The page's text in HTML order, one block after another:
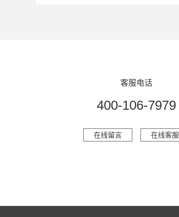
客服电话
400-106-7979
在线留言 在线客服